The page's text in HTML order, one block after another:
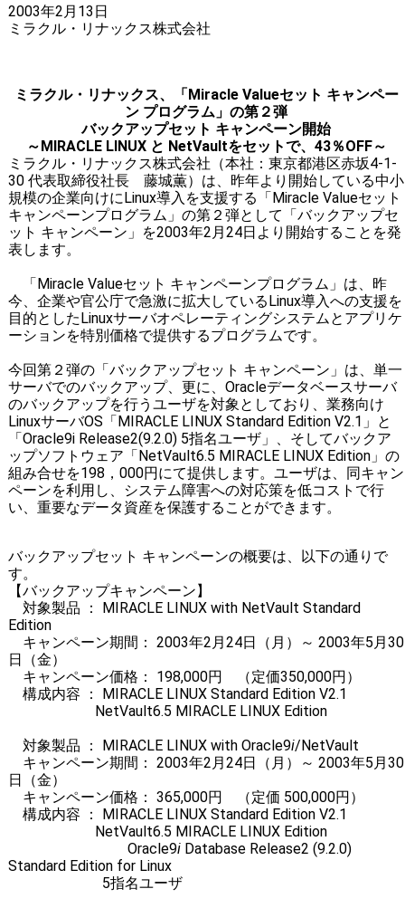
2003年2月13日
ミラクル・リナックス株式会社
ミラクル・リナックス、「Miracle Valueセット キャンペー
ン プログラム」の第２弾
バックアップセット キャンペーン開始
～MIRACLE LINUX と NetVaultをセットで、43％OFF～
ミラクル・リナックス株式会社（本社：東京都港区赤坂4-1-
30 代表取締役社長 藤城薫）は、昨年より開始している中小
規模の企業向けにLinux導入を支援する「Miracle Valueセット
キャンペーンプログラム」の第２弾として「バックアップセ
ット キャンペーン」を2003年2月24日より開始することを発
表します。
「Miracle Valueセット キャンペーンプログラム」は、昨
今、企業や官公庁で急激に拡大しているLinux導入への支援を
目的としたLinuxサーバオペレーティングシステムとアプリケ
ーションを特別価格で提供するプログラムです。
今回第２弾の「バックアップセット キャンペーン」は、単一
サーバでのバックアップ、更に、Oracleデータベースサーバ
のバックアップを行うユーザを対象としており、業務向け
LinuxサーバOS「MIRACLE LINUX Standard Edition V2.1」と
「Oracle9i Release2(9.2.0) 5指名ユーザ」、そしてバックア
ップソフトウェア「NetVault6.5 MIRACLE LINUX Edition」の
組み合せを198，000円にて提供します。ユーザは、同キャン
ペーンを利用し、システム障害への対応策を低コストで行
い、重要なデータ資産を保護することができます。
バックアップセット キャンペーンの概要は、以下の通りで
す。
【バックアップキャンペーン】
対象製品 ： MIRACLE LINUX with NetVault Standard
Edition
キャンペーン期間： 2003年2月24日（月）～ 2003年5月30
日（金）
キャンペーン価格： 198,000円 （定価350,000円）
構成内容 ： MIRACLE LINUX Standard Edition V2.1
NetVault6.5 MIRACLE LINUX Edition
対象製品 ： MIRACLE LINUX with Oracle9i/NetVault
キャンペーン期間： 2003年2月24日（月）～ 2003年5月30
日（金）
キャンペーン価格： 365,000円 （定価 500,000円）
構成内容 ： MIRACLE LINUX Standard Edition V2.1
NetVault6.5 MIRACLE LINUX Edition
Oracle9iDatabase Release2 (9.2.0)
Standard Edition for Linux
5指名ユーザ